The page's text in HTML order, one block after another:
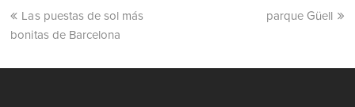
Las puestas de sol más
bonitas de Barcelona
parque Güell